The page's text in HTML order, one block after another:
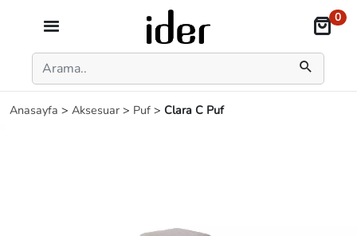
0
Anasayfa > Aksesuar > Puf > Clara C Puf